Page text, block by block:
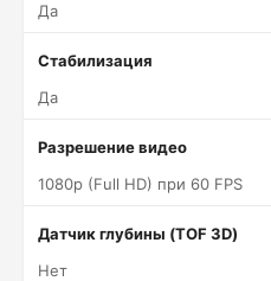
Да
Стабилизация
Да
Разрешение видео
1080p (Full HD) при 60 FPS
Датчик глубины (TOF 3D)
Нет